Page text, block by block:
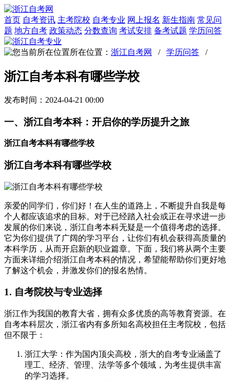
首页 自考资讯 主考院校 自考专业 网上报名 新生指南 常见问
题 地方自考 政策动态 分数查询 考试安排 备考试题 学历问答
所在位置： 浙江自考网 / 学历问答 /
浙江自考本科有哪些学校
发布时间：2024-04-21 00:00
一、浙江自考本科：开启你的学历提升之旅
浙江自考本科有哪些学校
浙江自考本科有哪些学校
亲爱的同学们，你们好！在人生的道路上，不断提升自我是每
个人都应该追求的目标。对于已经踏入社会或正在寻求进一步
发展的你们来说，浙江自考本科无疑是一个值得考虑的选择。
它为你们提供了广阔的学习平台，让你们有机会获得高质量的
本科学历，从而开启新的职业篇章。下面，我们将从两个主要
方面来详细介绍浙江自考本科的情况，希望能帮助你们更好地
了解这个机会，并激发你们的报名热情。
1. 自考院校与专业选择
浙江作为我国的教育大省，拥有众多优质的高等教育资源。在
自考本科层次，浙江省内有多所知名高校担任主考院校，包括
但不限于：
浙江大学：作为国内顶尖高校，浙大的自考专业涵盖了
理工、经济、管理、法学等多个领域，为考生提供丰富
的学习选择。